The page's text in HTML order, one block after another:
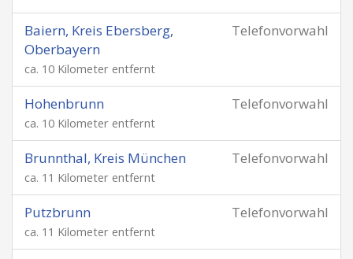
Telefonvorwahl
Baiern, Kreis Ebersberg,
Oberbayern
ca. 10 Kilometer entfernt
Telefonvorwahl
Hohenbrunn
ca. 10 Kilometer entfernt
Telefonvorwahl
Brunnthal, Kreis München
ca. 11 Kilometer entfernt
Telefonvorwahl
Putzbrunn
ca. 11 Kilometer entfernt